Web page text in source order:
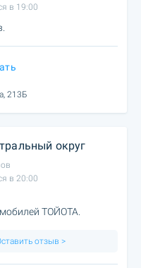
в 19:00
213Б
округ
в 20:00
ТОЙОТА.
отзыв >